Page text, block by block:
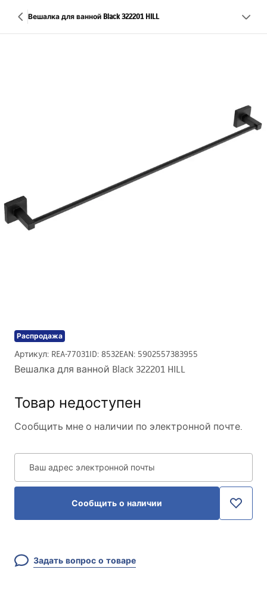
Вешалка для ванной Black 322201 HILL
Распродажа
Артикул: REA-77031ID: 8532EAN: 5902557383955
Вешалка для ванной Black 322201 HILL
Товар недоступен
Сообщить мне о наличии по электронной почте.
Ваш адрес электронной почты
Сообщить о наличии
Задать вопрос о товаре